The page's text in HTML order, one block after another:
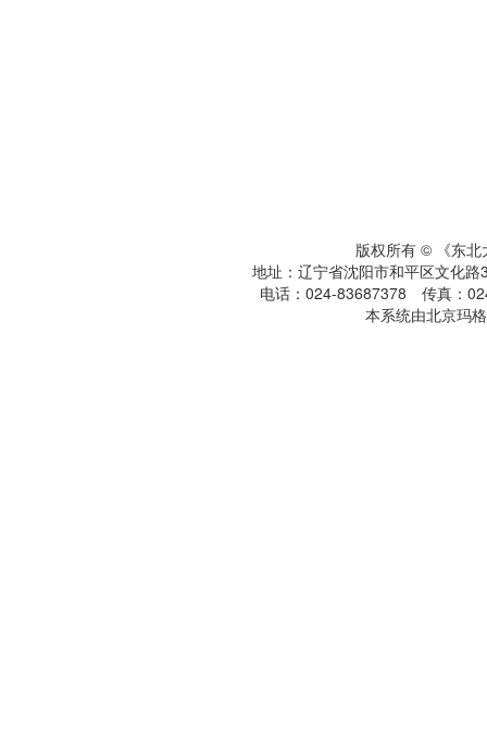
版权所有 © 《东北
地址：辽宁省沈阳市和平区文化
电话：024-83687378 传真：
本系统由北京玛